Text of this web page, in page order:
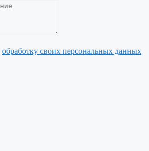
обработку своих персональных данных